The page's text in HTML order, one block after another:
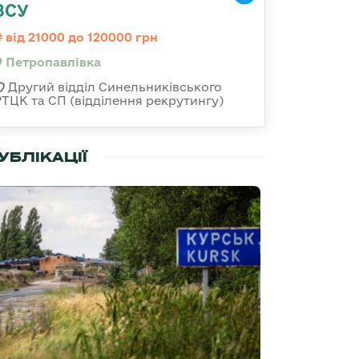
від 21000 до 120000 грн
Петропавлівка
Другий відділ Синельниківського
та СП (відділення рекрутингу)